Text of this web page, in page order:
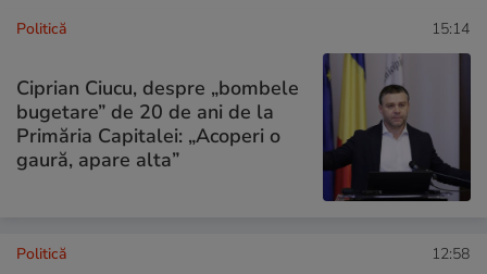
Politică 15:14
Ciprian Ciucu, despre „bombele
bugetare” de 20 de ani de la
Primăria Capitalei: „Acoperi o
gaură, apare alta”
Politică 12:58